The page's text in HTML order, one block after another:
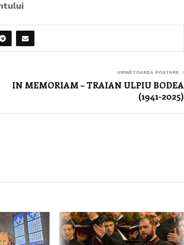
URMĂTOAREA POSTARE
IN MEMORIAM – TRAIAN ULPIU BODEA
(1941-2025)